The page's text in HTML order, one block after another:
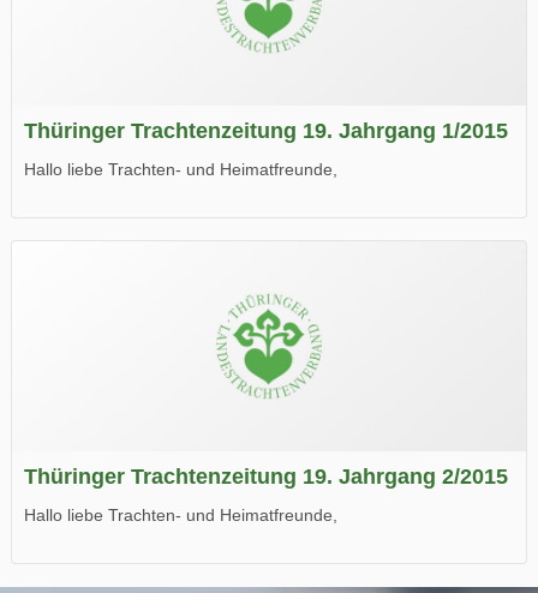
Thüringer Trachtenzeitung 19. Jahrgang 1/2015
Hallo liebe Trachten- und Heimatfreunde,
Wir wünschen Euch viel Spaß beim Lesen.
Thüringer Trachtenzeitung 19. Jahrgang 2/2015
Hallo liebe Trachten- und Heimatfreunde,
Wir wünschen Euch viel Spaß beim Lesen.